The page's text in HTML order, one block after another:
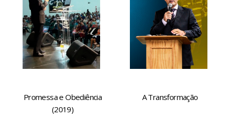
Promessa e Obediência
(2019)
A Transformação